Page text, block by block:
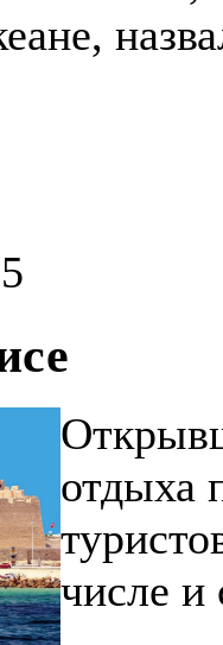
отдыха
числе и